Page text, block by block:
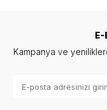
Kampanya ve